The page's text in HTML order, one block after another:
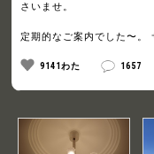
さいませ。
定期的なご案内でした〜。
9141わた 1657